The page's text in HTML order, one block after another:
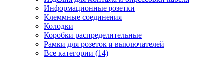
Информационные розетки
Клеммные соединения
Колодки
Коробки распределительные
Рамки для розеток и выключателей
Все категории (14)